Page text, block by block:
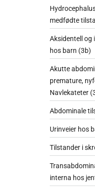
medfødte
Aksidentell og
hos barn (3b)
Akutte
premature,
Navlekateter
Abdominale
Urinveier hos
Tilstander i
interna hos